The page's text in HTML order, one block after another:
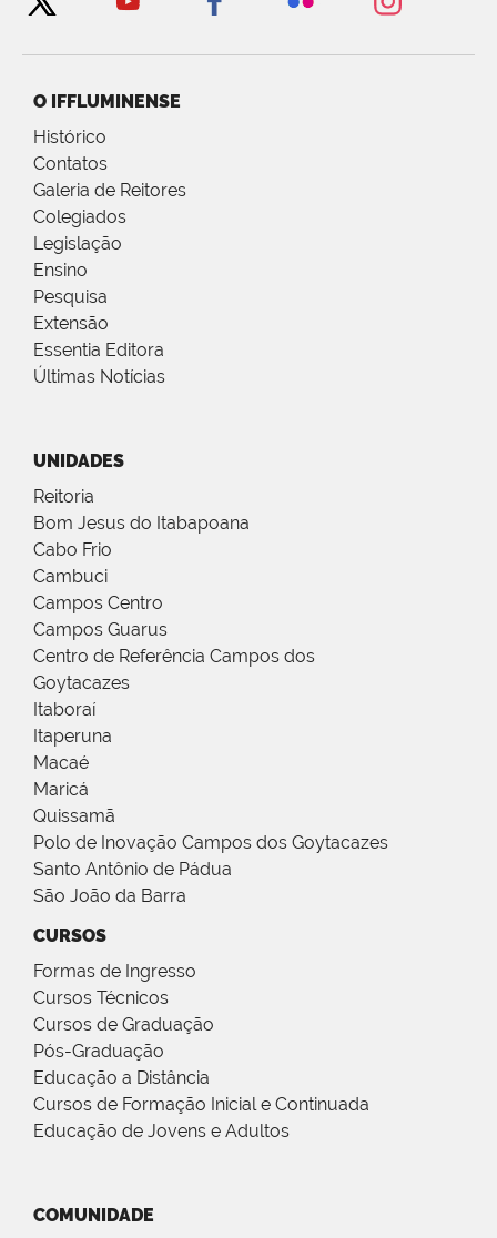
O IFFLUMINENSE
Histórico
Contatos
Galeria de Reitores
Colegiados
Legislação
Ensino
Pesquisa
Extensão
Essentia Editora
Últimas Notícias
UNIDADES
Reitoria
Bom Jesus do Itabapoana
Cabo Frio
Cambuci
Campos Centro
Campos Guarus
Centro de Referência Campos dos
Goytacazes
Itaboraí
Itaperuna
Macaé
Maricá
Quissamã
Polo de Inovação Campos dos Goytacazes
Santo Antônio de Pádua
São João da Barra
CURSOS
Formas de Ingresso
Cursos Técnicos
Cursos de Graduação
Pós-Graduação
Educação a Distância
Cursos de Formação Inicial e Continuada
Educação de Jovens e Adultos
COMUNIDADE